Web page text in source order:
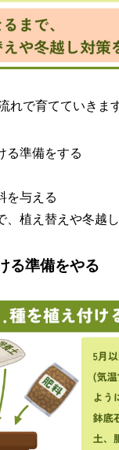
れで育てていきます
る準備をする
を与える
、植え替えや冬越
る準備をやる